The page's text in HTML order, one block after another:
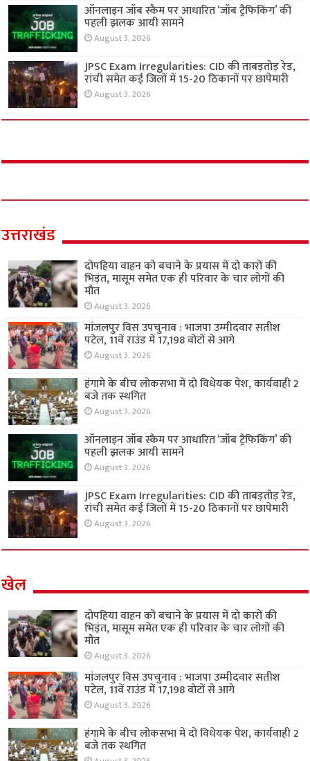
ऑनलाइन जॉब स्कैम पर आधारित ‘जॉब ट्रैफिकिंग’ की
पहली झलक आयी सामने
August 3, 2026
JPSC Exam Irregularities: CID की ताबड़तोड़ रेड,
रांची समेत कई जिलों में 15-20 ठिकानों पर छापेमारी
August 3, 2026
उत्तराखंड
दोपहिया वाहन को बचाने के प्रयास में दो कारों की
भिड़ंत, मासूम समेत एक ही परिवार के चार लोगों की
मौत
August 3, 2026
मांजलपुर विस उपचुनाव : भाजपा उम्मीदवार सतीश
पटेल, 11वें राउंड में 17,198 वोटों से आगे
August 3, 2026
हंगामे के बीच लोकसभा में दो विधेयक पेश, कार्यवाही 2
बजे तक स्थगित
August 3, 2026
ऑनलाइन जॉब स्कैम पर आधारित ‘जॉब ट्रैफिकिंग’ की
पहली झलक आयी सामने
August 3, 2026
JPSC Exam Irregularities: CID की ताबड़तोड़ रेड,
रांची समेत कई जिलों में 15-20 ठिकानों पर छापेमारी
August 3, 2026
खेल
दोपहिया वाहन को बचाने के प्रयास में दो कारों की
भिड़ंत, मासूम समेत एक ही परिवार के चार लोगों की
मौत
August 3, 2026
मांजलपुर विस उपचुनाव : भाजपा उम्मीदवार सतीश
पटेल, 11वें राउंड में 17,198 वोटों से आगे
August 3, 2026
हंगामे के बीच लोकसभा में दो विधेयक पेश, कार्यवाही 2
बजे तक स्थगित